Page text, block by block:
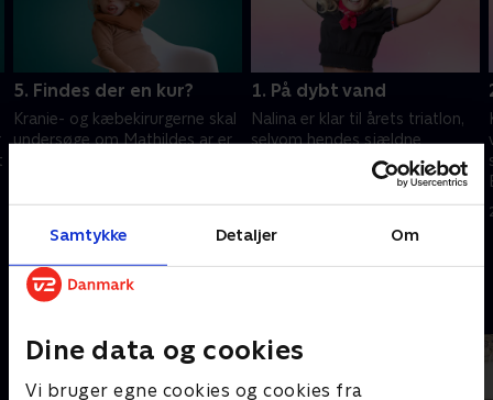
Samtykke Detaljer Om
Dine data og cookies
Vi bruger egne cookies og cookies fra
5. Findes der en kur?
Kranie- og kæbekirurgerne skal
undersøge om Mathildes ar er
punktum for et traumatisk
1. På dybt vand
Nalina er klar til årets triatlon,
selvom hendes sjældne
Sticklers syndrom giver hende
bøvl med leddene. Konrad
forbereder sig på en voldsom
Andre så også